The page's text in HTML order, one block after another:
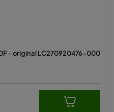
- original LC270920476-000